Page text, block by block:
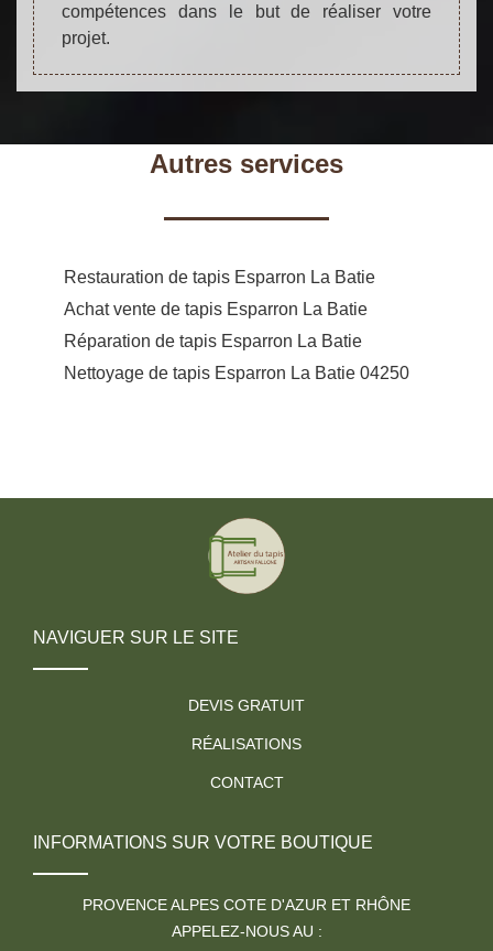
compétences dans le but de réaliser votre
projet.
Autres services
Restauration de tapis Esparron La Batie
Achat vente de tapis Esparron La Batie
Réparation de tapis Esparron La Batie
Nettoyage de tapis Esparron La Batie 04250
NAVIGUER SUR LE SITE
DEVIS GRATUIT
RÉALISATIONS
CONTACT
INFORMATIONS SUR VOTRE BOUTIQUE
PROVENCE ALPES COTE D'AZUR ET RHÔNE
APPELEZ-NOUS AU :